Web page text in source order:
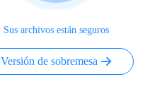
Sus archivos están seguros
Versión de sobremesa